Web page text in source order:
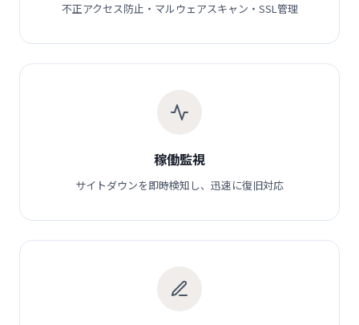
不正アクセス防止・マルウェアスキャン・SSL管理
稼働監視
サイトダウンを即時検知し、迅速に復旧対応